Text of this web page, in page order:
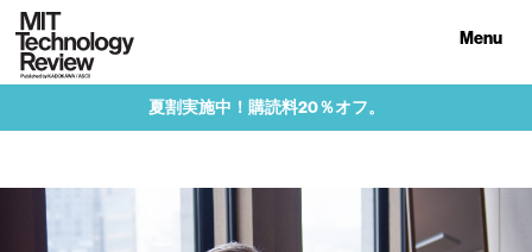
Menu
夏割実施中！購読料20％オフ。